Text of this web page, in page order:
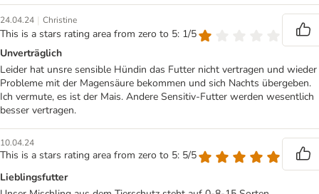
24.04.24 | Christine
This is a stars rating area from zero to 5: 1/5
Unverträglich
Leider hat unsre sensible Hündin das Futter nicht vertragen und wieder
Probleme mit der Magensäure bekommen und sich Nachts übergeben.
Ich vermute, es ist der Mais. Andere Sensitiv-Futter werden wesentlich
besser vertragen.
10.04.24
This is a stars rating area from zero to 5: 5/5
Lieblingsfutter